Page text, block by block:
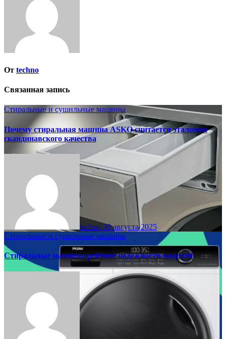
От techno
Связанная запись
Стиральные и сушильные машины
Почему стиральная машина ASKO считается эталоном
скандинавского качества
techno 30 августа 2025
Стиральные и сушильные машины
Стиральные машины рейтинг надежности моделей